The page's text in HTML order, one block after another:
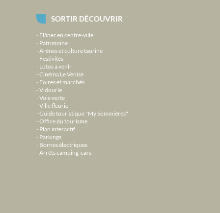
SORTIR DÉCOUVRIR
Flâner en centre-ville
Patrimoine
Arènes et culture taurine
Festivités
Lotos à venir
Cinéma Le Venise
Foires et marchés
Vidourle
Voie verte
Ville fleurie
Guide touristique "My Sommières"
Office du tourisme
Plan interactif
Parkings
Bornes électriques
Arrêts camping-cars